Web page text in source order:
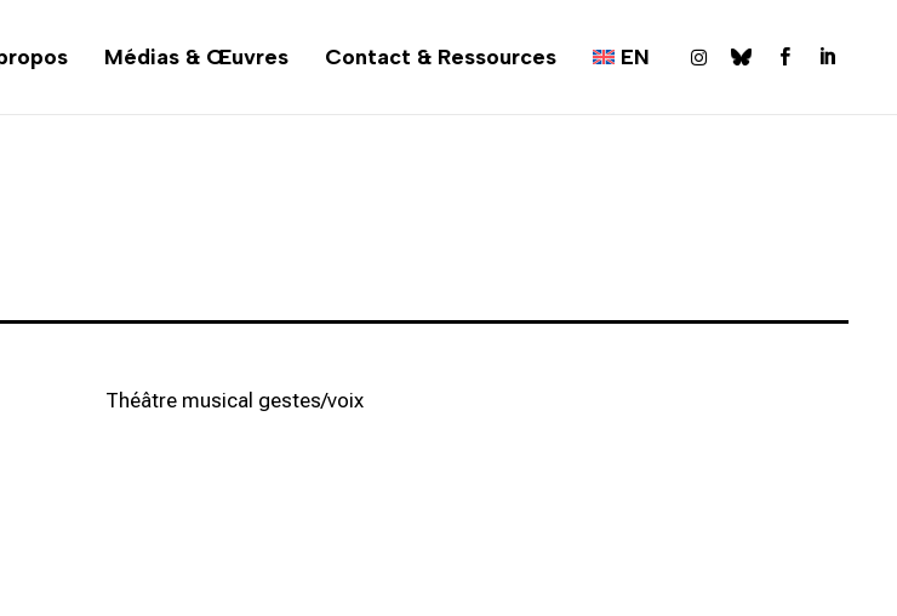
Médias & Œuvres Contact & Ressources EN   
Théâtre musical gestes/voix